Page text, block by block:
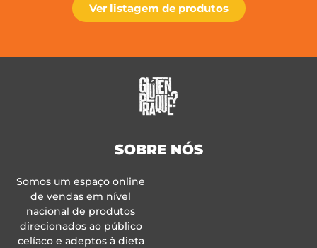
Ver listagem de produtos
SOBRE NÓS
Somos um espaço online
de vendas em nível
nacional de produtos
direcionados ao público
celíaco e adeptos à dieta